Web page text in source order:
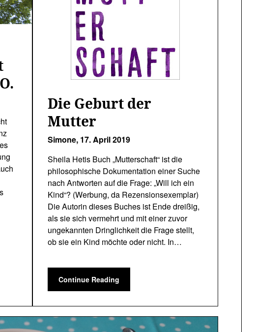
Die Geburt der
Mutter
Simone, 17. April 2019
Sheila Hetis Buch „Mutterschaft“ ist die
philosophische Dokumentation einer Suche
nach Antworten auf die Frage: „Will ich ein
Kind“? (Werbung, da Rezensionsexemplar)
Die Autorin dieses Buches ist Ende dreißig,
als sie sich vermehrt und mit einer zuvor
ungekannten Dringlichkeit die Frage stellt,
ob sie ein Kind möchte oder nicht. In…
Continue Reading